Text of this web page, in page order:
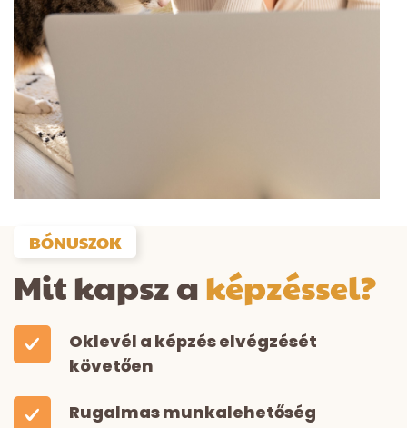
BÓNUSZOK
Mit kapsz aképzéssel?
Oklevél a képzés elvégzését
követően
Rugalmas munkalehetőség